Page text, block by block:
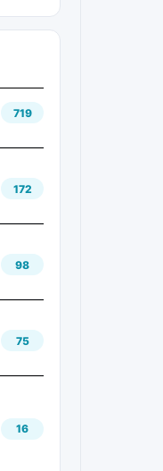
719
172
98
75
16